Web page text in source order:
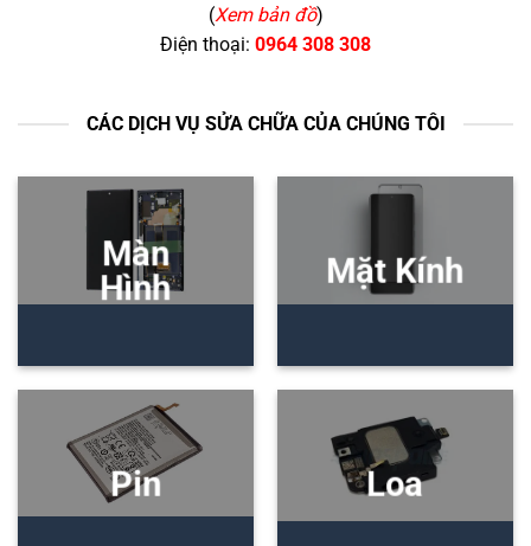
(Xem bản đồ)
Điện thoại: 0964 308 308
CÁC DỊCH VỤ SỬA CHỮA CỦA CHÚNG TÔI
Màn
Hình
Mặt Kính
Pin Loa